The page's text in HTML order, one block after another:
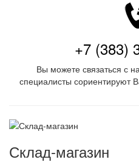
+7 (383)
Вы можете связаться с
специалисты сориентируют
Склад-магазин